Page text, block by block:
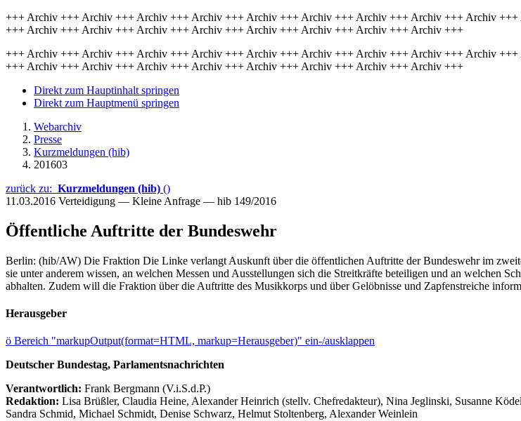
+++ Archiv +++ Archiv +++ Archiv +++ Archiv +++ Archiv +++ Archiv +++ Archiv +++ Archiv +++ Archiv
+++ Archiv +++ Archiv +++ Archiv +++ Archiv +++ Archiv +++ Archiv +++ Archiv +++ Archiv +++
+++ Archiv +++ Archiv +++ Archiv +++ Archiv +++ Archiv +++ Archiv +++ Archiv +++ Archiv +++ Archiv
+++ Archiv +++ Archiv +++ Archiv +++ Archiv +++ Archiv +++ Archiv +++ Archiv +++ Archiv +++
Direkt zum Hauptinhalt springen
Direkt zum Hauptmenü springen
Webarchiv
Presse
Kurzmeldungen (hib)
201603
zurück zu: Kurzmeldungen (hib) ()
11.03.2016 Verteidigung — Kleine Anfrage — hib 149/2016
Öffentliche Auftritte der Bundeswehr
Berlin: (hib/AW) Die Fraktion Die Linke verlangt Auskunft über die öffentlichen Auftritte der Bundeswehr im
sie unter anderem wissen, an welchen Messen und Ausstellungen sich die Streitkräfte beteiligen und an welchen
abhalten. Zudem will die Fraktion über die Auftritte des Musikkorps und über Gelöbnisse und Zapfenstreiche
Herausgeber
ö Bereich "markupOutput(format=HTML, markup=Herausgeber)" ein-/ausklappen
Deutscher Bundestag, Parlamentsnachrichten
Verantwortlich: Frank Bergmann (V.i.S.d.P.)
Redaktion: Lisa Brüßler, Claudia Heine, Alexander Heinrich (stellv. Chefredakteur), Nina Jeglinski, Susanne
Sandra Schmid, Michael Schmidt, Denise Schwarz, Helmut Stoltenberg, Alexander Weinlein